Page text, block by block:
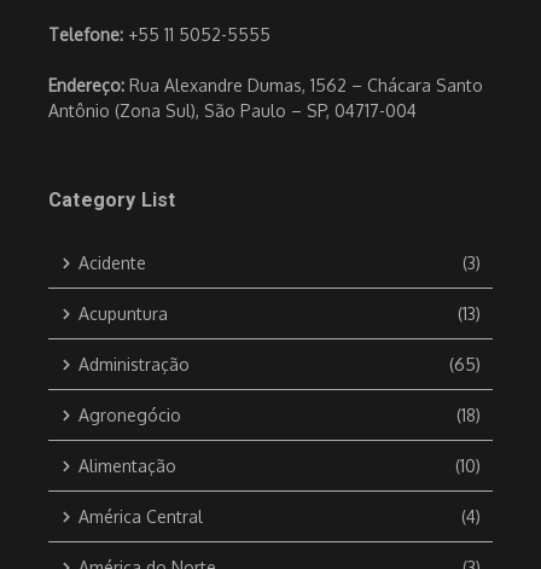
Telefone: +55 11 5052-5555
Endereço: Rua Alexandre Dumas, 1562 – Chácara Santo
Antônio (Zona Sul), São Paulo – SP, 04717-004
Category List
Acidente (3)
Acupuntura (13)
Administração (65)
Agronegócio (18)
Alimentação (10)
América Central (4)